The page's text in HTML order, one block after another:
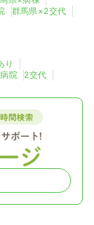
群馬県×2交代
り
院 2交代